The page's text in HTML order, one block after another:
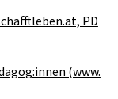
PD
(www.